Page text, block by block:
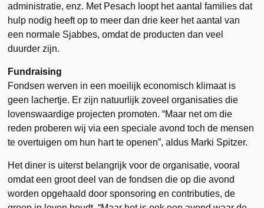
administratie, enz. Met Pesach loopt het aantal families dat
hulp nodig heeft op to meer dan drie keer het aantal van
een normale Sjabbes, omdat de producten dan veel
duurder zijn.
Fundraising
Fondsen werven in een moeilijk economisch klimaat is
geen lachertje. Er zijn natuurlijk zoveel organisaties die
lovenswaardige projecten promoten. “Maar net om die
reden proberen wij via een speciale avond toch de mensen
te overtuigen om hun hart te openen”, aldus Marki Spitzer.
Het diner is uiterst belangrijk voor de organisatie, vooral
omdat een groot deel van de fondsen die op die avond
worden opgehaald door sponsoring en contributies, de